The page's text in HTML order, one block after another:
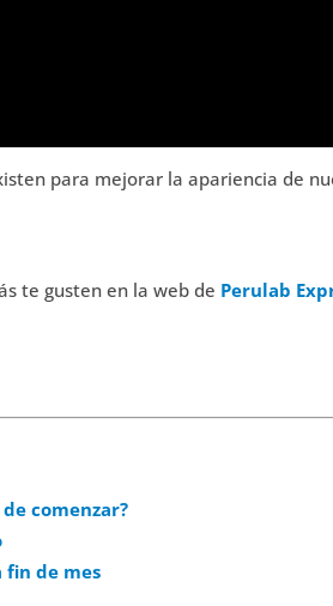
para mejorar la apariencia de
te gusten en la web de Perulab
comenzar?
fin de mes